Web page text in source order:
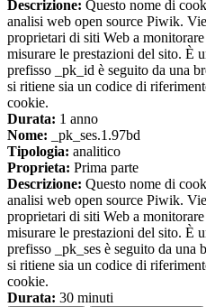
Descrizione: Questo nome di
analisi web open source Piwik.
proprietari di siti Web a
misurare le prestazioni del sito. È
prefisso _pk_id è seguito da una
si ritiene sia un codice di
cookie.
Durata: 1 anno
Nome: _pk_ses.1.97bd
Tipologia: analitico
Proprieta: Prima parte
Descrizione: Questo nome di
analisi web open source Piwik.
proprietari di siti Web a
misurare le prestazioni del sito. È
prefisso _pk_ses è seguito da una
si ritiene sia un codice di
cookie.
Durata: 30 minuti